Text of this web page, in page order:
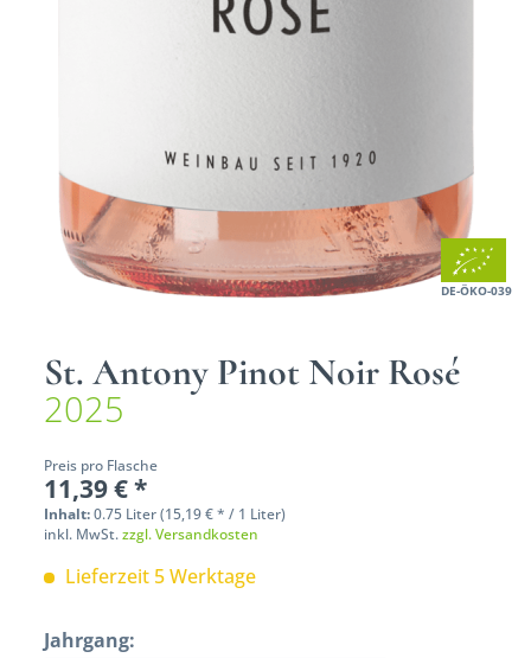
DE-ÖKO-039
St. Antony Pinot Noir Rosé
2025
Preis pro Flasche
11,39 € *
Inhalt:0.75 Liter (15,19 € * / 1 Liter)
inkl. MwSt.zzgl. Versandkosten
Lieferzeit 5 Werktage
Jahrgang: